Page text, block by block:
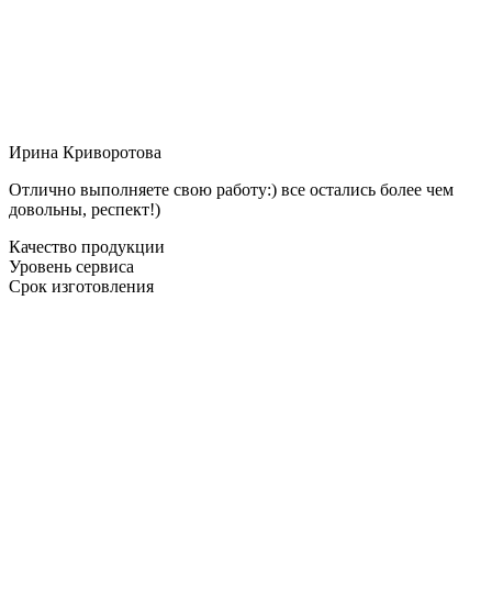
Ирина Криворотова
Отлично выполняете свою работу:) все остались более чем
довольны, респект!)
Качество продукции
Уровень сервиса
Срок изготовления